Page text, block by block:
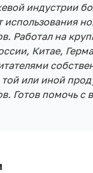
индустрии
использования
Работал на
Китае,
той или иной
Готов помочь с